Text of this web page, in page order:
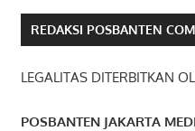
REDAKSI POSBANTEN COM
LEGALITAS DITERBITKAN
POSBANTEN JAKARTA